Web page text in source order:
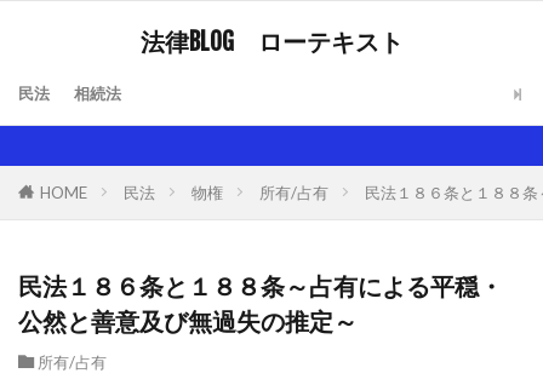
法律BLOG ローテキスト
民法 相続法
HOME 民法 物権 所有/占有 民法１８６条と１８８
民法１８６条と１８８条～占有による平穏・
公然と善意及び無過失の推定～
所有/占有